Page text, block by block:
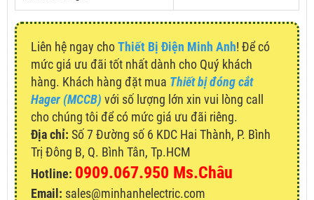
Liên hệ ngay choThiết Bị Điện Minh Anh! Để có
mức giá ưu đãi tốt nhất dành cho Quý khách
hàng. Khách hàng đặt mua Thiết bị đóng cắt
Hager (MCCB) với số lượng lớn xin vui lòng call
cho chúng tôi để có mức giá ưu đãi riêng.
Địa chỉ: Số 7 Đường số 6 KDC Hai Thành, P. Bình
Trị Đông B, Q. Bình Tân, Tp.HCM
Hotline: 0909.067.950 Ms.Châu
Email: sales@minhanhelectric.com